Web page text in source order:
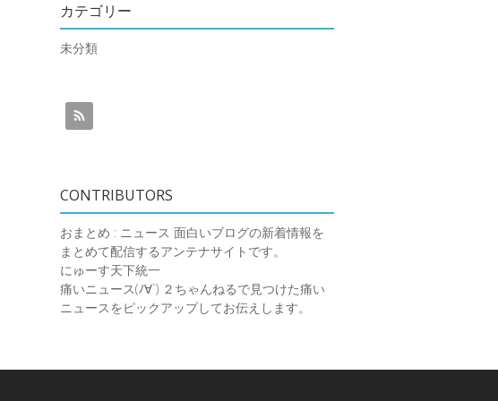
カテゴリー
未分類
CONTRIBUTORS
おまとめ : ニュース 面白いブログの新着情報を
まとめて配信するアンテナサイトです。
にゅーす天下統一
痛いニュース(ﾉ∀`) ２ちゃんねるで見つけた痛い
ニュースをピックアップしてお伝えします。